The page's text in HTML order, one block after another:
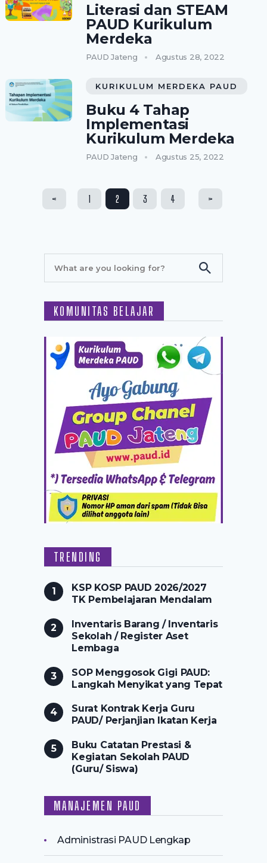
Literasi dan STEAM
PAUD Kurikulum
Merdeka
PAUD Jateng Agustus 28, 2022
KURIKULUM MERDEKA PAUD
Buku 4 Tahap
Implementasi
Kurikulum Merdeka
PAUD Jateng Agustus 25, 2022
Paginasi
< 1 2 3 4 >
KOMUNITAS BELAJAR
TRENDING
KSP KOSP PAUD 2026/2027
TK Pembelajaran Mendalam
Inventaris Barang / Inventaris
Sekolah / Register Aset
Lembaga
SOP Menggosok Gigi PAUD:
Langkah Menyikat yang Tepat
Surat Kontrak Kerja Guru
PAUD/ Perjanjian Ikatan Kerja
Buku Catatan Prestasi &
Kegiatan Sekolah PAUD
(Guru/ Siswa)
MANAJEMEN PAUD
Administrasi PAUD Lengkap